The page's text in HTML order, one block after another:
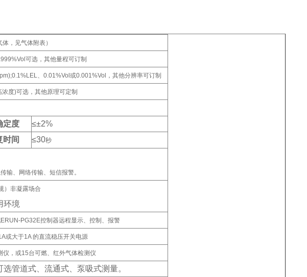
，见气体附表）
可选，其他量程可订制
、0.01%Vol或0.001%Vol，其他分辨率可订制
度)可选，其他原理可定制
定度
≤±2%
时间 ≤30秒
输、网络传输、短信报警。
）非凝露场合
环境
PG32E控制器远程显示、控制、报警
或大于1A 的直流稳压开关电源
，或15台可燃、红外气体检测仪
管道式、流通式、泵吸式测量。